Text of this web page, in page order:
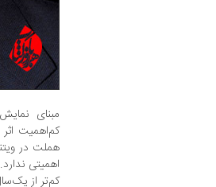
مبنای
کم‌اهمیت
هملت در
اهمیتی